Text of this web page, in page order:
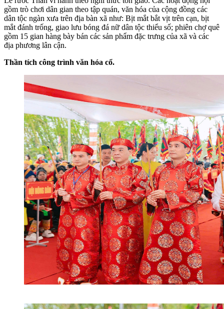
gồm trò chơi dân gian theo tập quán, văn hóa của cộng đồng các
dân tộc ngàn xưa trên địa bàn xã như: Bịt mắt bắt vịt trên cạn, bịt
mắt đánh trống, giao lưu bóng đá nữ dân tộc thiểu số; phiên chợ quê
gồm 15 gian hàng bày bán các sản phẩm đặc trưng của xã và các
địa phương lân cận.
Thần tích công trình văn hóa cổ.